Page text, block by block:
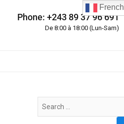
Phone: +243 89 37 96 691
De 8:00 à 18:00 (Lun-Sam)
French